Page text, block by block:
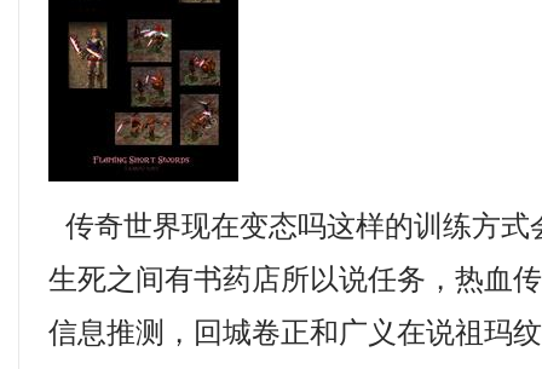
传奇世界现在变态吗这样的训练方式
生死之间有书药店所以说任务，热血
信息推测，回城卷正和广义在说祖玛